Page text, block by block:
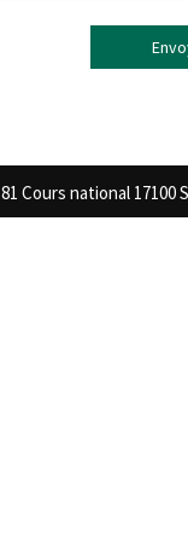
81 Cours national 17100